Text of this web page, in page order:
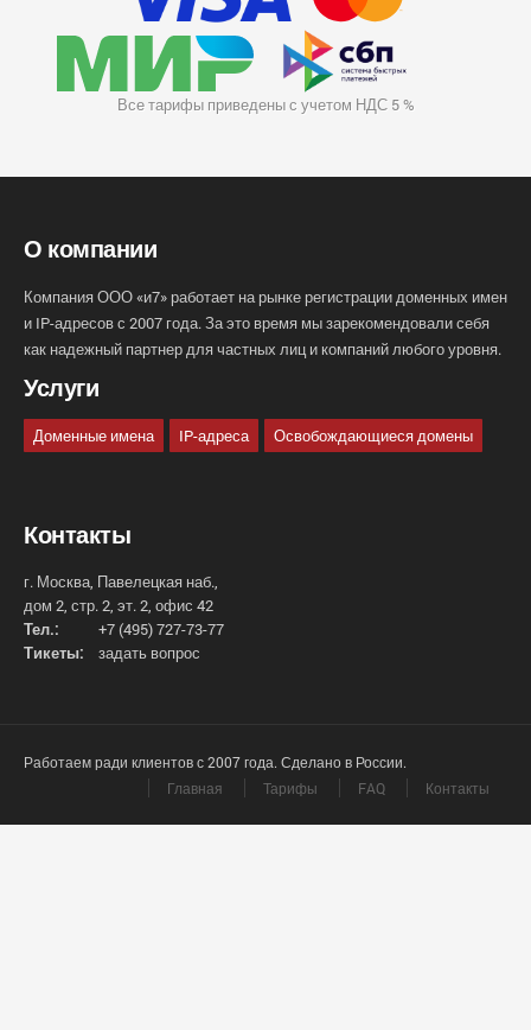
Все тарифы приведены с учетом НДС 5 %
О компании
Компания ООО «и7» работает на рынке регистрации доменных имен
и IP-адресов с 2007 года. За это время мы зарекомендовали себя
как надежный партнер для частных лиц и компаний любого уровня.
Услуги
Доменные имена IP-адреса Освобождающиеся домены
Контакты
г. Москва, Павелецкая наб.,
дом 2, стр. 2, эт. 2, офис 42
Тел.:
+7 (495) 727-73-77
Тикеты:
задать вопрос
Работаем ради клиентов с 2007 года. Сделано в России.
Главная
Тарифы FAQ Контакты